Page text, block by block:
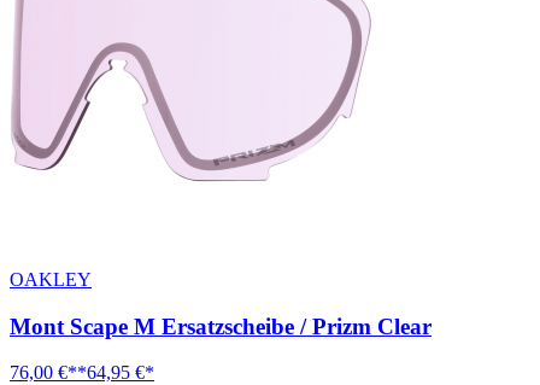
OAKLEY
Mont Scape M Ersatzscheibe / Prizm Clear
76,00 €**64,95 €*